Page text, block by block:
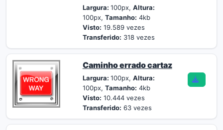
Largura: 100px, Altura:
100px, Tamanho: 4kb
Visto: 19.589 vezes
Transferido: 318 vezes
Caminho errado cartaz
Largura: 100px, Altura:
100px, Tamanho: 4kb
Visto: 10.444 vezes
Transferido: 63 vezes